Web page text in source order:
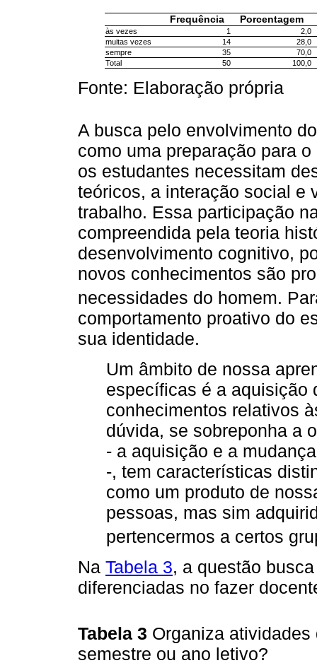
Frequência Porcentagem
às vezes 1
2,0
muitas vezes
14
28,0
sempre
35
70,0
Total
50 100,0
Fonte: Elaboração própria
A busca pelo envolvimento
como uma preparação para
os estudantes necessitam
teóricos, a interação social e
trabalho. Essa participação
compreendida pela teoria
desenvolvimento cognitivo,
novos conhecimentos são
necessidades do homem.
comportamento proativo do
sua identidade.
Um âmbito de nossa
específicas é a aquisição
conhecimentos relativos
dúvida, se sobreponha a
- a aquisição e a
-, tem características
como um produto de
pessoas, mas sim
pertencermos a certos
Na Tabela 3, a questão
diferenciadas no fazer
Tabela 3 Organiza
semestre ou ano letivo?